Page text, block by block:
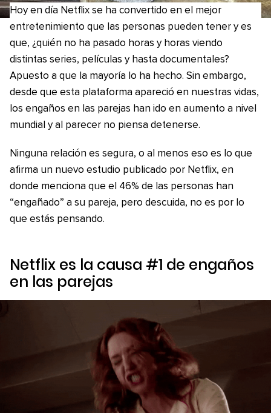
Hoy en día Netflix se ha convertido en el mejor
entretenimiento que las personas pueden tener y es
que, ¿quién no ha pasado horas y horas viendo
distintas series, películas y hasta documentales?
Apuesto a que la mayoría lo ha hecho. Sin embargo,
desde que esta plataforma apareció en nuestras vidas,
los engaños en las parejas han ido en aumento a nivel
mundial y al parecer no piensa detenerse.
Ninguna relación es segura, o al menos eso es lo que
afirma un nuevo estudio publicado por Netflix, en
donde menciona que el 46% de las personas han
“engañado” a su pareja, pero descuida, no es por lo
que estás pensando.
Netflix es la causa #1 de engaños
en las parejas